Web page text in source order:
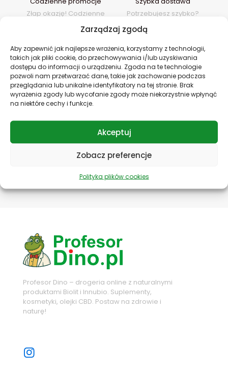
Zarządzaj zgodą
Aby zapewnić jak najlepsze wrażenia, korzystamy z technologii,
takich jak pliki cookie, do przechowywania i/lub uzyskiwania
dostępu do informacji o urządzeniu. Zgoda na te technologie
pozwoli nam przetwarzać dane, takie jak zachowanie podczas
przeglądania lub unikalne identyfikatory na tej stronie. Brak
wyrażenia zgody lub wycofanie zgody może niekorzystnie wpłynąć
na niektóre cechy i funkcje.
Akceptuj
Zobacz preferencje
Polityka plików cookies
Złap okazję! Codzienne
Potrzebujesz szybko?
samego dnia!
Bezpieczne płatności
Zapewniamy
bezpieczeństwo Twoich
Specjalne zniżki
Nagradzamy lojalność!
Oferujemy specjalne
zniżki dla naszych stałych
Profesor Dino – drogeria online z naturalnymi
produktami Biolit i Innubio. Suplementy,
kosmetyki, olejki CBD. Postaw na zdrowie i
naturę!